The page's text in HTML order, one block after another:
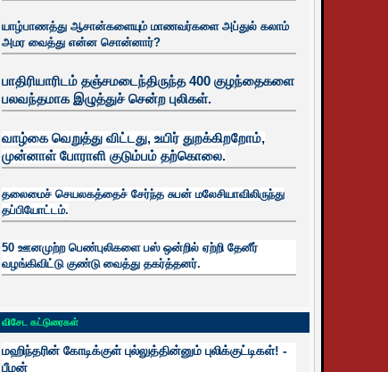
யாழ்பாணத்து ஆசான்களையும் மாணவர்களை அப்துல் கலாம்
அமர வைத்து என்ன சொன்னார்?
பாதிரியாரிடம் தஞ்சமடைந்திருந்த 400 குழந்தைகளை
பலவந்தமாக இழுத்துச் சென்ற புலிகள்.
வாழ்கை வெறுத்து விட்டது, உயிர் துறக்கிறறோம்,
முன்னாள் போராளி குடும்பம் தற்கொலை.
தலைமைச் செயலகத்தைச் சேர்ந்த சுபன் மலேசியாவிலிருந்து
தப்பியோட்டம்.
50 ஊனமுற்ற பெண்புலிகளை பஸ் ஒன்றில் ஏற்றி தேனீர்
வழங்கிவிட்டு குண்டு வைத்து தகர்த்தனர்.
விசேட கட்டுரைகள்
மஹிந்தரின் கோடிக்குள் புல்லுத்தின்னும் புலிக்குட்டிகள்! -
பீமன்